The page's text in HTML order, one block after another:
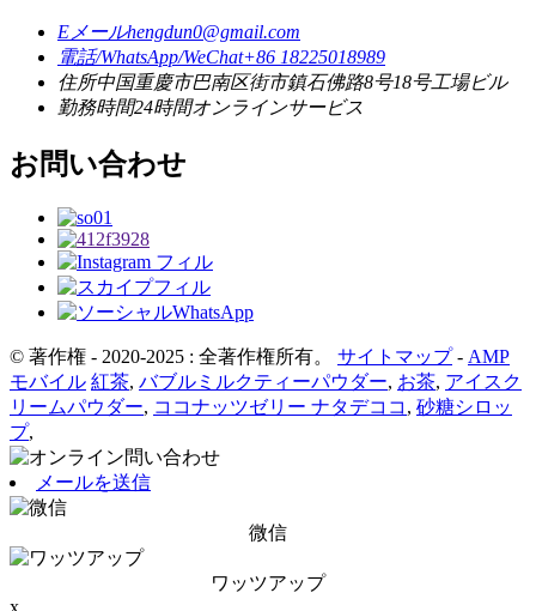
Eメールhengdun0@gmail.com
電話/WhatsApp/WeChat+86 18225018989
住所中国重慶市巴南区街市鎮石佛路8号18号工場ビル
勤務時間24時間オンラインサービス
お問い合わせ
© 著作権 - 2020-2025 : 全著作権所有。 サイトマップ- AMP
モバイル 紅茶, バブルミルクティーパウダー, お茶, アイスク
リームパウダー, ココナッツゼリー ナタデココ , 砂糖シロッ
プ,
メールを送信
微信
ワッツアップ